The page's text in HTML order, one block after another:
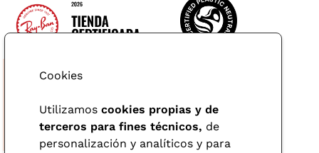
Cookies
Utilizamos cookies propias y de
terceros para fines técnicos, de
personalización y analíticos y para